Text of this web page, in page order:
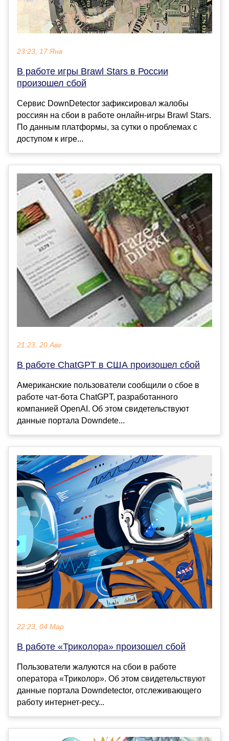
23:23, 17 Янв
В работе игры Brawl Stars в России
произошел сбой
Сервис DownDetector зафиксировал жалобы
россиян на сбои в работе онлайн-игры Brawl Stars.
По данным платформы, за сутки о проблемах с
доступом к игре...
21:23, 20 Авг
В работе ChatGPT в США произошел сбой
Американские пользователи сообщили о сбое в
работе чат-бота ChatGPT, разработанного
компанией OpenAI. Об этом свидетельствуют
данные портала Downdete...
22:23, 04 Мар
В работе «Триколора» произошел сбой
Пользователи жалуются на сбои в работе
оператора «Триколор». Об этом свидетельствуют
данные портала Downdetector, отслеживающего
работу интернет-ресу...